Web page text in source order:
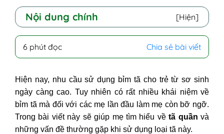
Nội dung chính [Hiện]
I - Tã quần là gì?
II - Có nên mặc tã quần cho trẻ sơ
III - Tã quần loại nào tốt nhất?
IV - Những vấn đề thường gặp khi
bé mặc tã quần và cách khắc
phục
6 phút đọc Chia sẻ bài viết
Hiện nay, nhu cầu sử dụng bỉm tã cho trẻ từ sơ sinh
ngày càng cao. Tuy nhiên có rất nhiều khái niệm về
bỉm tã mà đối với các mẹ lần đầu làm mẹ còn bỡ ngỡ.
Trong bài viết này sẽ giúp mẹ tìm hiểu vềtã quần và
những vấn đề thường gặp khi sử dụng loại tã này.